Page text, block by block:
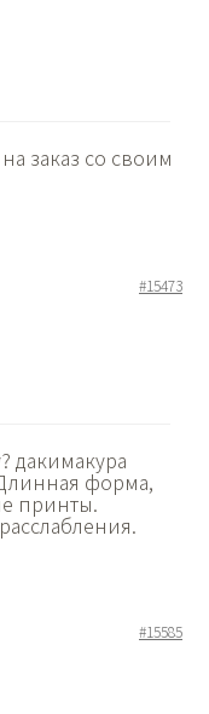
заказ со своим
#15473
дакимакура
форма,
принты.
#15585